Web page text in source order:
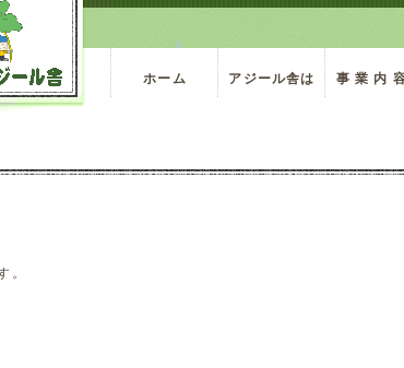
ホーム アジール舎は 事 業 内
。